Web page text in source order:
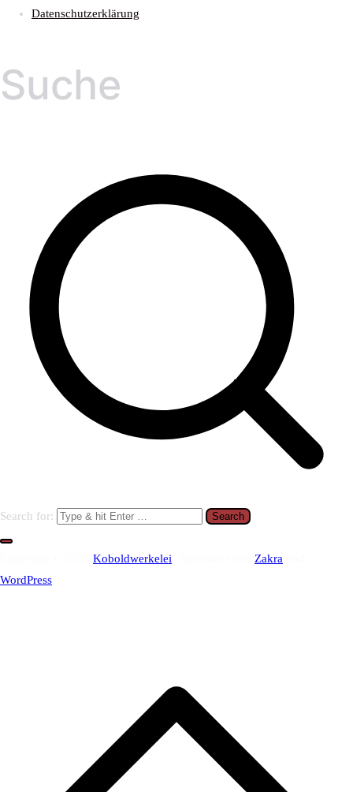
Datenschutzerklärung
Suche
Search for:
Koboldwerkelei Zakra
WordPress